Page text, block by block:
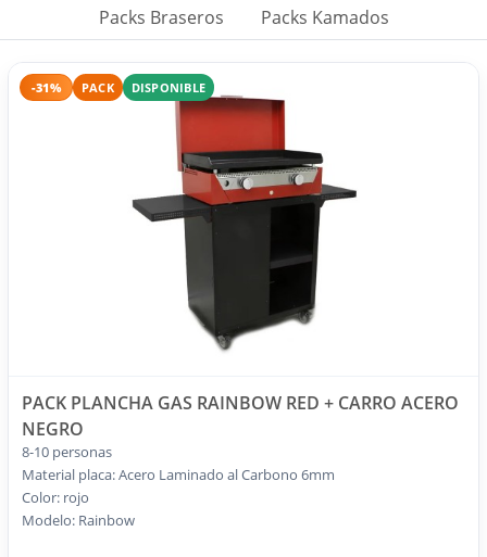
Packs Braseros
Packs Kamados
-31% PACK DISPONIBLE
PACK PLANCHA GAS RAINBOW RED + CARRO ACERO
NEGRO
8-10 personas
Material placa: Acero Laminado al Carbono 6mm
Color: rojo
Modelo: Rainbow